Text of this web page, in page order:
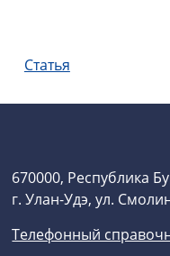
Статья
670000, Республика
г. Улан-Удэ, ул.
Телефонный